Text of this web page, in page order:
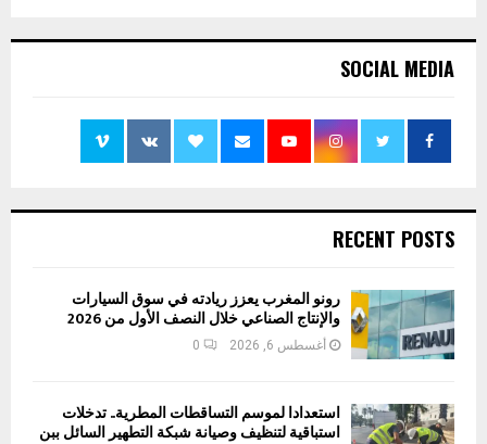
SOCIAL MEDIA
RECENT POSTS
رونو المغرب يعزز ريادته في سوق السيارات
والإنتاج الصناعي خلال النصف الأول من 2026
أغسطس 6, 2026 0
استعدادا لموسم التساقطات المطرية.. تدخلات
استباقية لتنظيف وصيانة شبكة التطهير السائل ببن